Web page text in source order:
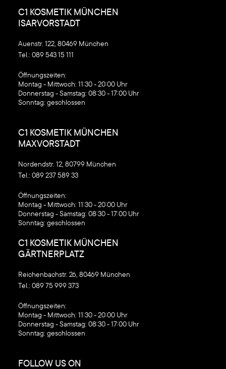
C1 KOSMETIK MÜNCHEN
ISARVORSTADT
Auenstr. 122, 80469 München
Tel.: 089 543 15 111
‍Öffnungszeiten:
Montag - Mittwoch: 11:30 - 20:00 Uhr
Donnerstag - Samstag: 08:30 - 17:00 Uhr
Sonntag: geschlossen
C1 KOSMETIK MÜNCHEN
MAXVORSTADT
Nordendstr. 12, 80799 München
Tel.: 089 237 589 33
‍Öffnungszeiten:
Montag - Mittwoch: 11:30 - 20:00 Uhr
Donnerstag - Samstag: 08:30 - 17:00 Uhr
Sonntag: geschlossen
C1 KOSMETIK MÜNCHEN
GÄRTNERPLATZ
Reichenbachstr. 26, 80469 München
Tel.: 089 75 999 373
‍Öffnungszeiten:
Montag - Mittwoch: 11:30 - 20:00 Uhr
Donnerstag - Samstag: 08:30 - 17:00 Uhr
Sonntag: geschlossen
FOLLOW US ON